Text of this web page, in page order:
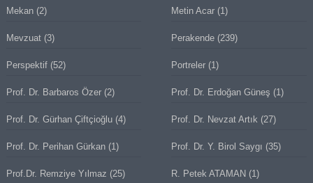
Mekan(2) Metin Acar (1)
Mevzuat(3) Perakende (239)
Perspektif(52) Portreler (1)
Prof. Dr. Barbaros Özer(2) Prof. Dr. Erdoğan Güneş (1)
Prof. Dr. Gürhan Çiftçioğlu(4) Prof. Dr. Nevzat Artık (27)
Prof. Dr. Perihan Gürkan(1) Prof. Dr. Y. Birol Saygı (35)
Prof.Dr. Remziye Yılmaz (25) R. Petek ATAMAN (1)